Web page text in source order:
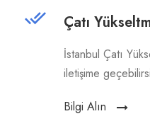
Çatı
İstanbul Çatı
iletişime
Bilgi Alın